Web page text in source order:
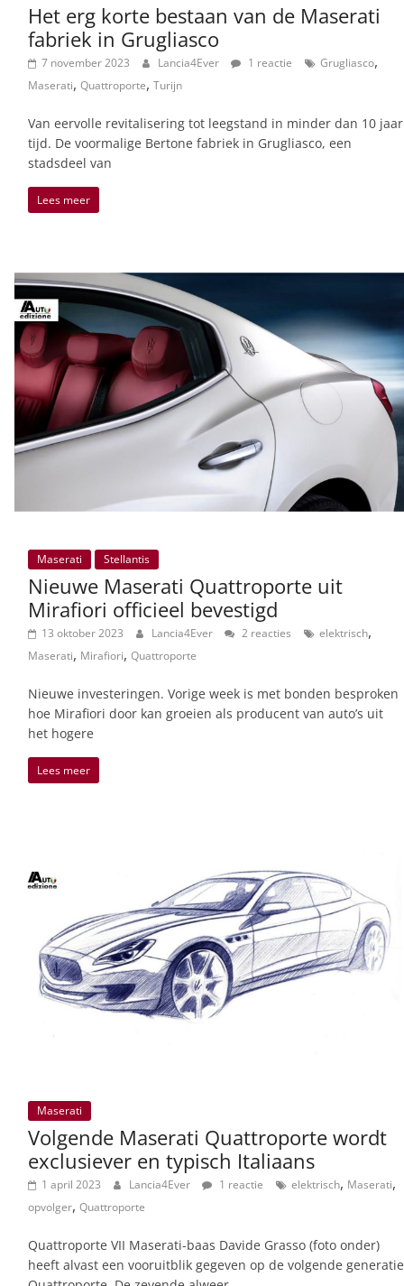
Het erg korte bestaan van de Maserati
fabriek in Grugliasco
7 november 2023 Lancia4Ever 1 reactie Grugliasco,
Maserati, Quattroporte, Turijn
Van eervolle revitalisering tot leegstand in minder dan 10 jaar
tijd. De voormalige Bertone fabriek in Grugliasco, een
stadsdeel van
Lees meer
Maserati Stellantis
Nieuwe Maserati Quattroporte uit
Mirafiori officieel bevestigd
13 oktober 2023 Lancia4Ever 2 reacties elektrisch,
Maserati, Mirafiori, Quattroporte
Nieuwe investeringen. Vorige week is met bonden besproken
hoe Mirafiori door kan groeien als producent van auto’s uit
het hogere
Lees meer
Maserati
Volgende Maserati Quattroporte wordt
exclusiever en typisch Italiaans
1 april 2023 Lancia4Ever 1 reactie elektrisch, Maserati,
opvolger, Quattroporte
Quattroporte VII Maserati-baas Davide Grasso (foto onder)
heeft alvast een vooruitblik gegeven op de volgende generatie